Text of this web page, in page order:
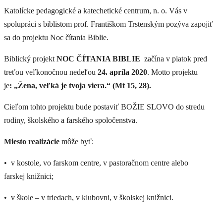
Hospitačná činnosť
Maturita "po novom"
Legislatíva
Redukcia učiva v čase výnimočných situácií
Katolícke pedagogické a katechetické centrum, n. o. Vás v
spolupráci s biblistom prof. Františkom Trstenským pozýva zapojiť
sa do projektu Noc čítania Biblie.
Biblický projekt NOC ČÍTANIA BIBLIE začína v piatok pred
treťou veľkonočnou nedeľou 24. apríla 2020. Motto projektu
je: „Žena, veľká je tvoja viera.“ (Mt 15, 28).
Cieľom tohto projektu bude postaviť BOŽIE SLOVO do stredu
rodiny, školského a farského spoločenstva.
Miesto realizácie môže byť:
• v kostole, vo farskom centre, v pastoračnom centre alebo
farskej knižnici;
• v škole – v triedach, v klubovni, v školskej knižnici.